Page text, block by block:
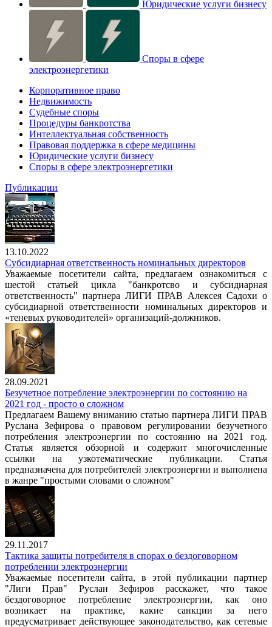
Юридические услуги бизнесу
Споры в сфере
электроэнергетики
Корпоративное право
Недвижимость
Судебные споры
Процедуры банкротства
Интеллектуальная собственность
Правовая поддержка в сфере медицины
Юридические услуги бизнесу
Споры в сфере электроэнергетики
Публикации
13.10.2022
Субсидиарная ответственность номинальных директоров
Уважаемые посетители сайта, предлагаем ознакомиться с
шестой статьей цикла "банкротсво и субсидиарная
ответственность" партнера ЛИГИ ПРАВ Алексея Садохи о
субсидиарной ответственности номинальных директоров и
«теневых руководителей» организаций-должников.
28.09.2021
Безучетное потребление электроэнергии по состоянию на
2021 год - просто о сложном
Предлагаем Вашему вниманию статью партнера ЛИГИ ПРАВ
Руслана Зефирова о правовом регулировании безучетного
потребления электроэнергии по состоянию на 2021 год.
Статья является обзорной и содержит многочисленные
ссылки на узкотематические публикации. Статья
предназначена для потребителей электроэнергии и выполнена
в жанре "простыми словами о сложном"
29.11.2017
Тактика защиты потребителя в спорах о бездоговорном
потреблении электроэнергии
Уважаемые посетители сайта, в этой публикации партнер
"Лиги Прав" Руслан Зефиров расскажет, что такое
бездоговорное потребление электроэнергии, как оно
возникает на практике, какие санкции за него
предусматривает действующее законодательство, как сетевые